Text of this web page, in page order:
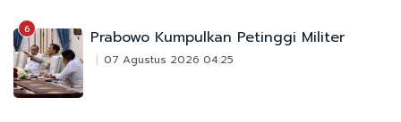
6 Prabowo Kumpulkan Petinggi Militer
07 Agustus 2026 04:25